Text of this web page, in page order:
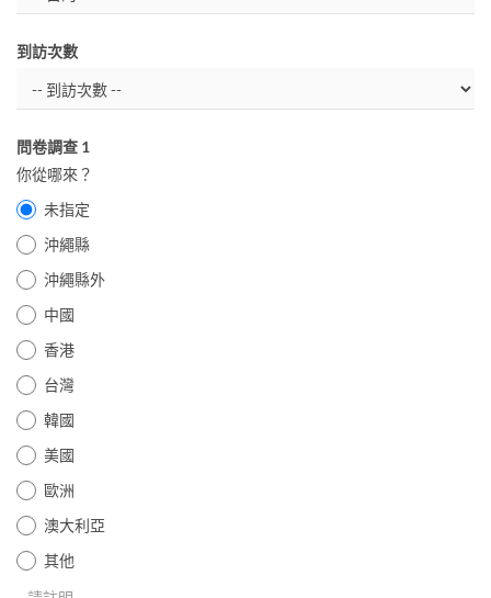
到訪次數
問卷調查 1
你從哪來？
未指定
沖繩縣
沖繩縣外
中國
香港
台灣
韓國
美國
歐洲
澳大利亞
其他